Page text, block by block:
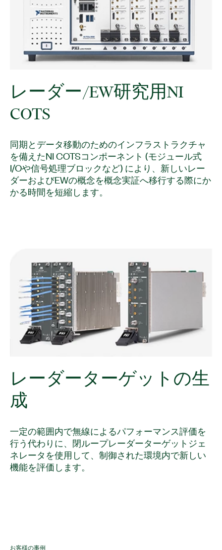
レーダー/EW研究用NI
COTS
同期とデータ移動のためのインフラストラクチャ
を備えたNI COTSコンポーネント (モジュール式
I/Oや信号処理ブロックなど) により、新しいレー
ダーおよびEWの概念を概念実証へ移行する際にか
かる時間を短縮します。
レーダーターゲット の生
成
一定の範囲内で無線によるパフォーマンス評価を
行う代わりに、閉ループレーダーターゲットジェ
ネレータを使用して、制御された環境内で新しい
機能を評価します。
お客様の事例